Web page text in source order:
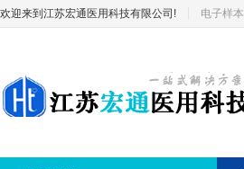
欢迎来到江苏宏通医用科技有限公司! 电子样本